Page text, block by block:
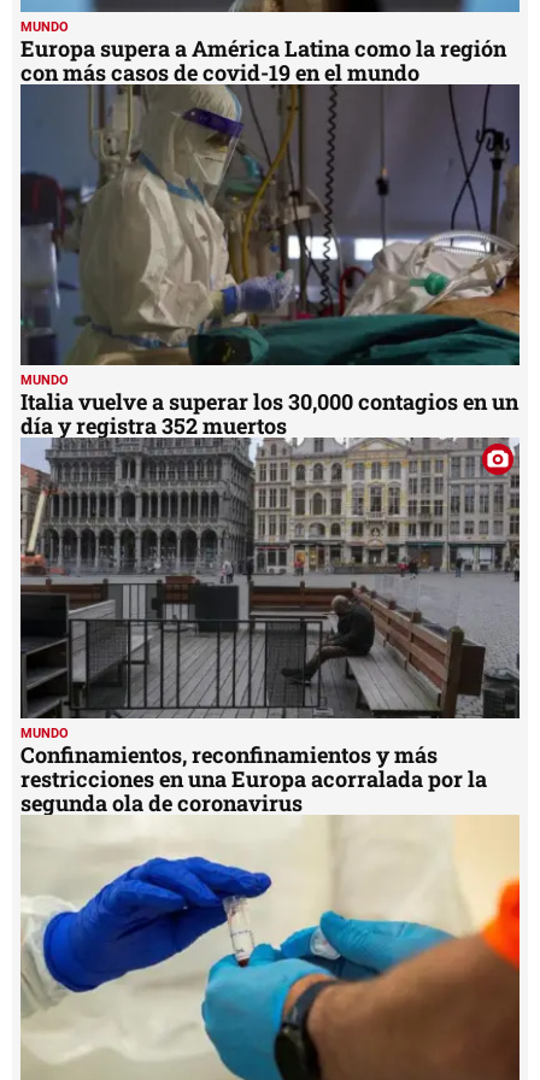
MUNDO
Europa supera a América Latina como la región
con más casos de covid-19 en el mundo
MUNDO
Italia vuelve a superar los 30,000 contagios en un
día y registra 352 muertos
MUNDO
Confinamientos, reconfinamientos y más
restricciones en una Europa acorralada por la
segunda ola de coronavirus